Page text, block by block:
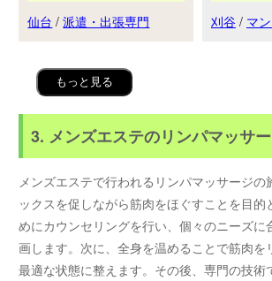
仙台 /派遣・出張専門 刈谷 / マ
もっと見る
3. メンズエステのリンパマッサ
メンズエステで行われるリンパマッサージの
ックスを促しながら筋肉をほぐすことを目的
めにカウンセリングを行い、個々のニーズに
画します。次に、全身を温めることで筋肉を
最適な状態に整えます。その後、専門の技術